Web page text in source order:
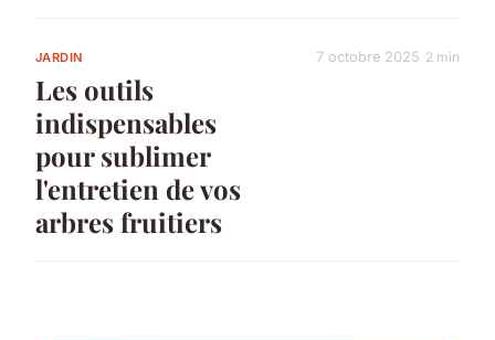
JARDIN
Les outils
indispensables
pour sublimer
l'entretien de vos
arbres fruitiers
7 octobre 2025 2 min